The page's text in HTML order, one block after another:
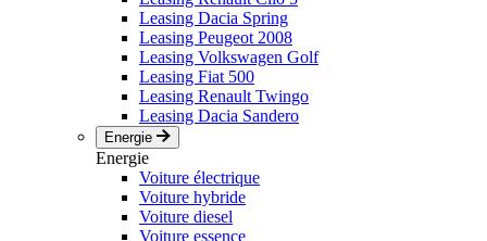
Leasing Dacia Spring
Leasing Peugeot 2008
Leasing Volkswagen Golf
Leasing Fiat 500
Leasing Renault Twingo
Leasing Dacia Sandero
Energie
Energie
Voiture électrique
Voiture hybride
Voiture diesel
Voiture essence